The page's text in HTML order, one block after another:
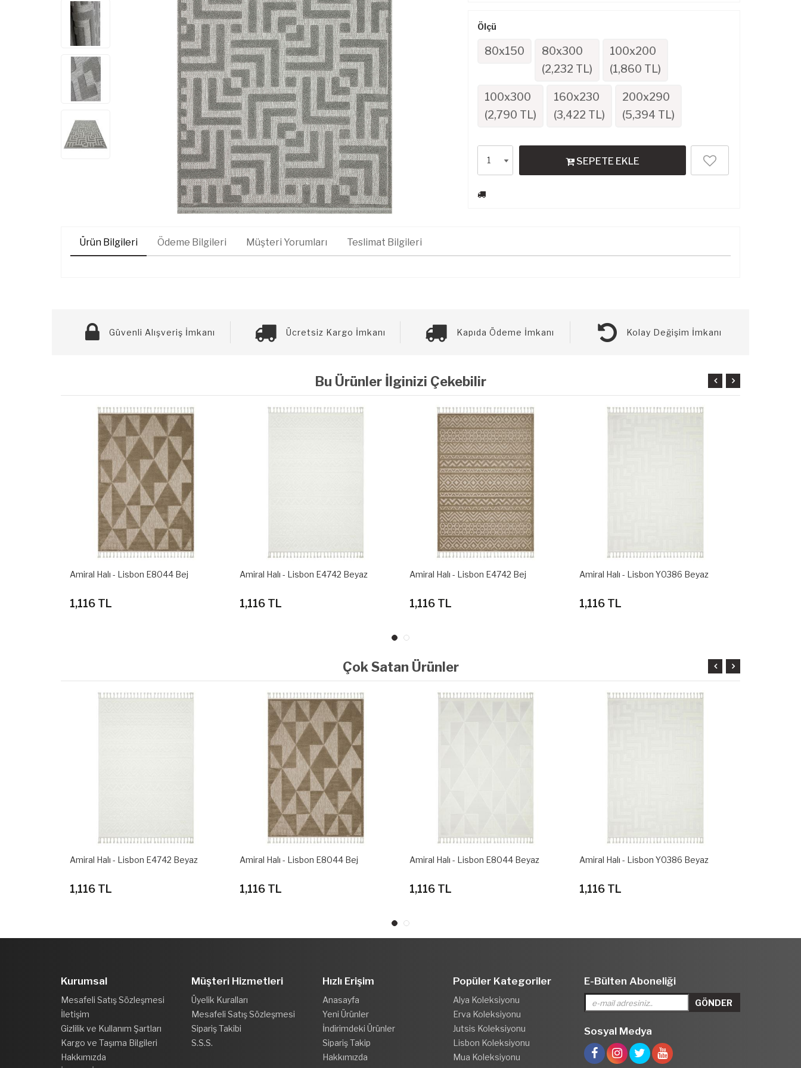
Ölçü
80x150
80x300
(2,232 TL)
100x200
(1,860 TL)
100x300
(2,790 TL)
160x230
(3,422 TL)
200x290
(5,394 TL)
SEPETE EKLE
Ürün Bilgileri Ödeme Bilgileri Müşteri Yorumları Teslimat Bilgileri
Güvenli Alışveriş İmkanı Ücretsiz Kargo İmkanı Kapıda Ödeme İmkanı Kolay Değişim İmkanı
Bu Ürünler İlginizi Çekebilir
Amiral Halı - Lisbon E8044 Bej
1,116 TL
Amiral Halı - Lisbon E4742 Beyaz
1,116 TL
Amiral Halı - Lisbon E4742 Bej
1,116 TL
Amiral Halı - Lisbon Y0386 Beyaz
1,116 TL
Çok Satan Ürünler
Amiral Halı - Lisbon E4742 Beyaz
1,116 TL
Amiral Halı - Lisbon E8044 Bej
1,116 TL
Amiral Halı - Lisbon E8044 Beyaz
1,116 TL
Amiral Halı - Lisbon Y0386 Beyaz
1,116 TL
Kurumsal
Mesafeli Satış Sözleşmesi
İletişim
Gizlilik ve Kullanım Şartları
Kargo ve Taşıma Bilgileri
Hakkımızda
Müşteri Hizmetleri
Üyelik Kuralları
Mesafeli Satış Sözleşmesi
Sipariş Takibi
S.S.S.
Hızlı Erişim
Anasayfa
Yeni Ürünler
İndirimdeki Ürünler
Sipariş Takip
Hakkımızda
Popüler Kategoriler
Alya Koleksiyonu
Erva Koleksiyonu
Jutsis Koleksiyonu
Lisbon Koleksiyonu
Mua Koleksiyonu
E-Bülten Aboneliği
Sosyal Medya